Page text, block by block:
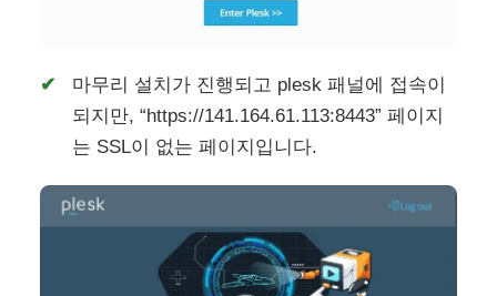
마무리 설치가 진행되고 plesk 패널에 접속이
되지만, “https://141.164.61.113:8443” 페이지
는 SSL이 없는 페이지입니다.